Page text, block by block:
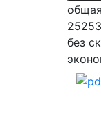
25253
без